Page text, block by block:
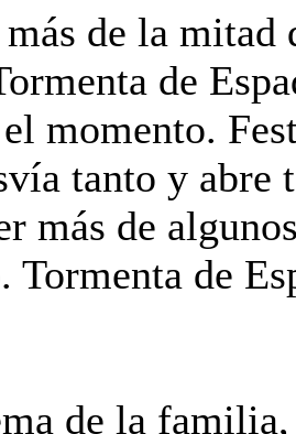
de la mitad
de
el momento.
tanto y abre
más de
Tormenta de
de la